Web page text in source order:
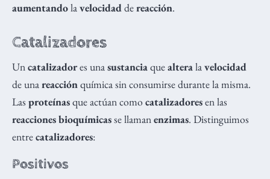
aumentandolavelocidaddereacción.
Catalizadores
Uncatalizadores unasustanciaquealteralavelocidad
de unareacciónquímica sin consumirse durante la misma.
Las proteínasque actúan como catalizadoresen las
reacciones bioquímicasse llamanenzimas. Distinguimos
entrecatalizadores:
Positivos